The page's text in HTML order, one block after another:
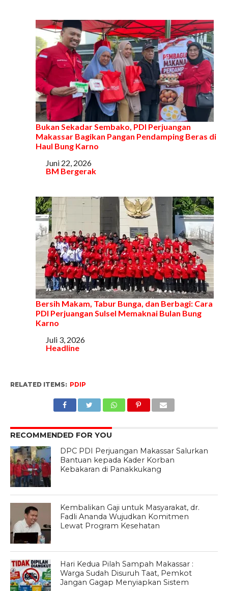
Bukan Sekadar Sembako, PDI Perjuangan
Makassar Bagikan Pangan Pendamping Beras di
Haul Bung Karno
Tanggal
Juni 22, 2026
Sehubungan dengan
BM Bergerak
Bersih Makam, Tabur Bunga, dan Berbagi: Cara
PDI Perjuangan Sulsel Memaknai Bulan Bung
Karno
Tanggal
Juli 3, 2026
Sehubungan dengan
Headline
RELATED ITEMS: PDIP
RECOMMENDED FOR YOU
DPC PDI Perjuangan Makassar Salurkan
Bantuan kepada Kader Korban
Kebakaran di Panakkukang
Kembalikan Gaji untuk Masyarakat, dr.
Fadli Ananda Wujudkan Komitmen
Lewat Program Kesehatan
Hari Kedua Pilah Sampah Makassar :
Warga Sudah Disuruh Taat, Pemkot
Jangan Gagap Menyiapkan Sistem